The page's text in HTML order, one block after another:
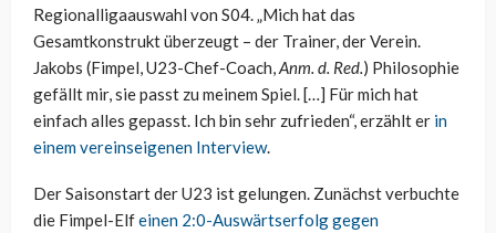
Regionalligaauswahl von S04. „Mich hat das
Gesamtkonstrukt überzeugt – der Trainer, der Verein.
Jakobs (Fimpel, U23-Chef-Coach,Anm. d. Red.) Philosophie
gefällt mir, sie passt zu meinem Spiel. […] Für mich hat
einfach alles gepasst. Ich bin sehr zufrieden“, erzählt er in
einem vereinseigenen Interview.
Der Saisonstart der U23 ist gelungen. Zunächst verbuchte
die Fimpel-Elfeinen 2:0-Auswärtserfolg gegen